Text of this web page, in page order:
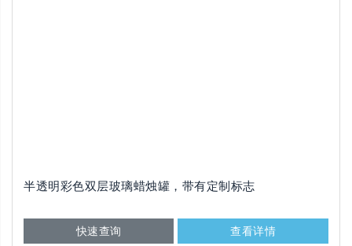
半透明彩色双层玻璃蜡烛罐，带有定制标志
快速查询 查看详情